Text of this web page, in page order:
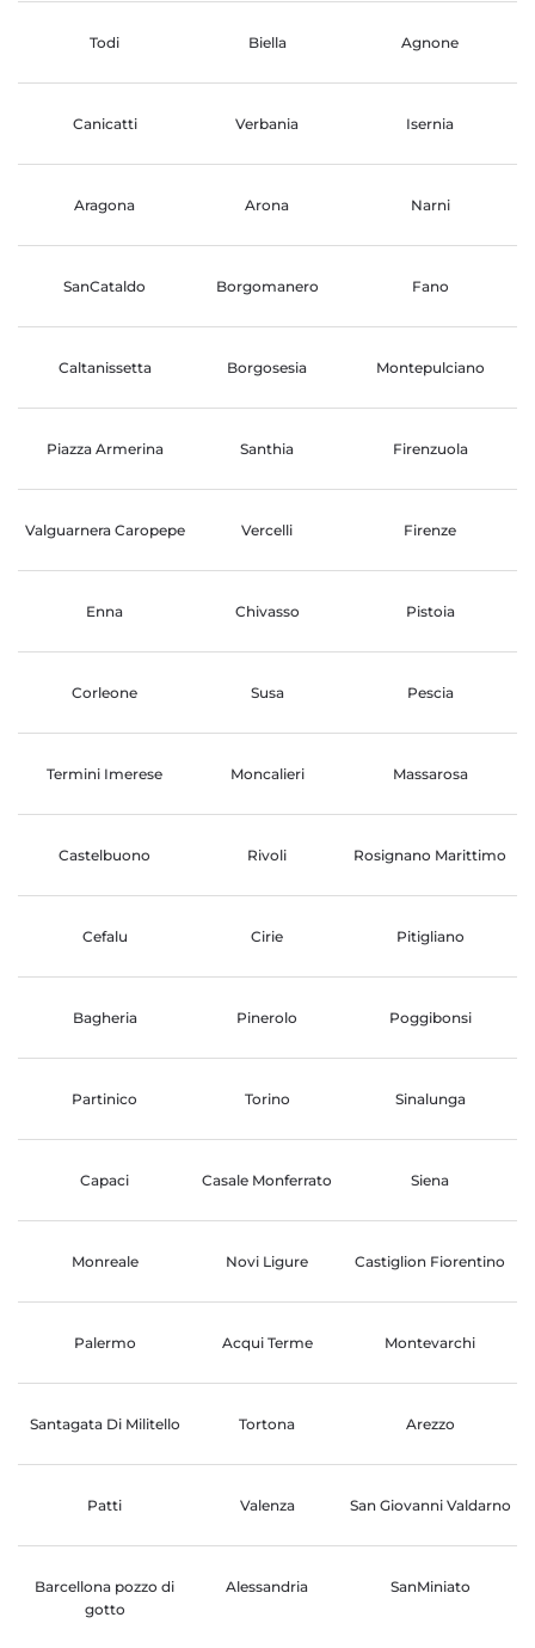
Todi Biella Agnone
Canicatti Verbania Isernia
Aragona Arona Narni
SanCataldo Borgomanero Fano
Caltanissetta Borgosesia Montepulciano
Piazza Armerina Santhia Firenzuola
Valguarnera Caropepe Vercelli Firenze
Enna Chivasso Pistoia
Corleone Susa Pescia
Termini Imerese Moncalieri Massarosa
Castelbuono Rivoli Rosignano Marittimo
Cefalu Cirie Pitigliano
Bagheria Pinerolo Poggibonsi
Partinico Torino Sinalunga
Capaci Casale Monferrato Siena
Monreale Novi Ligure Castiglion Fiorentino
Palermo Acqui Terme Montevarchi
Santagata Di Militello Tortona Arezzo
Patti Valenza San Giovanni Valdarno
Barcellona pozzo di
gotto
Alessandria SanMiniato